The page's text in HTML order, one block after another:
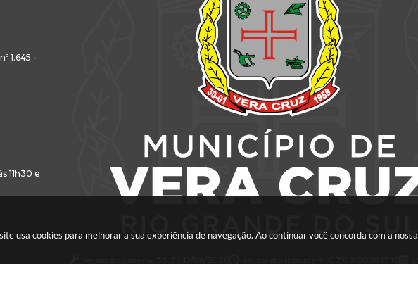
usa cookies para melhorar a sua experiência de navegação. Ao continuar você concorda com a nossa
1.645 -
11h30 e